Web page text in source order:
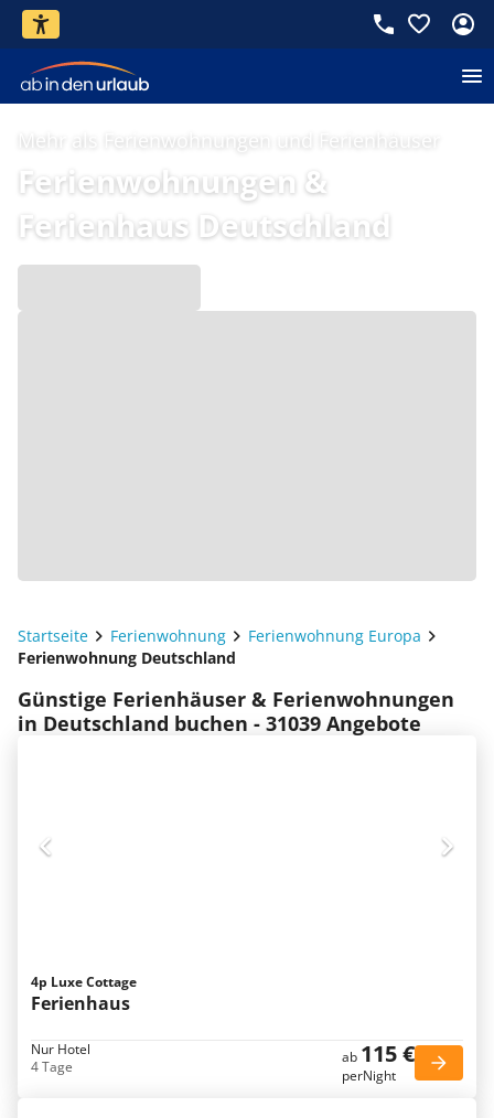
Mehr als Ferienwohnungen und Ferienhäuser
Ferienwohnungen &
Ferienhaus Deutschland
Startseite Ferienwohnung
Ferienwohnung Europa
Ferienwohnung Deutschland
Günstige Ferienhäuser & Ferienwohnungen
in Deutschland buchen - 31039 Angebote
4p Luxe Cottage
Ferienhaus
Nur Hotel
4 Tage
ab 115 €
perNight